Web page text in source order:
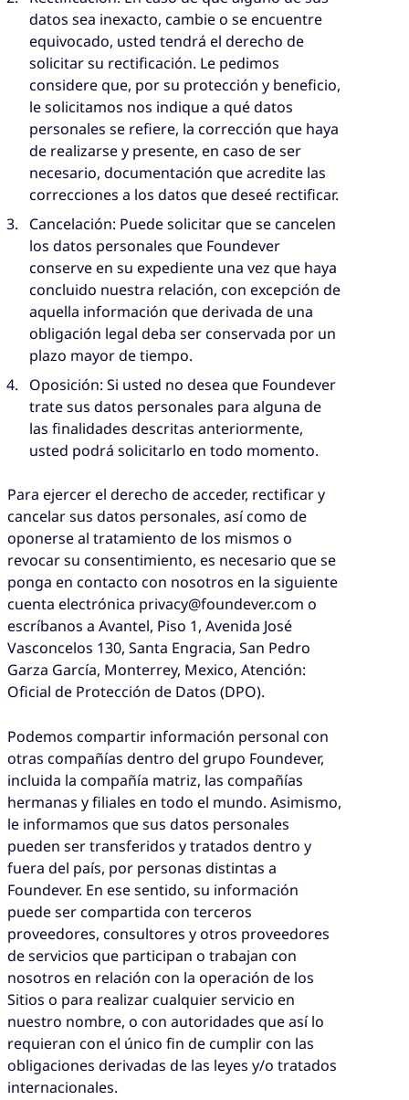
datos sea inexacto, cambie o se encuentre
equivocado, usted tendrá el derecho de
solicitar su rectificación. Le pedimos
considere que, por su protección y beneficio,
le solicitamos nos indique a qué datos
personales se refiere, la corrección que haya
de realizarse y presente, en caso de ser
necesario, documentación que acredite las
correcciones a los datos que deseé rectificar.
Cancelación: Puede solicitar que se cancelen
los datos personales que Foundever
conserve en su expediente una vez que haya
concluido nuestra relación, con excepción de
aquella información que derivada de una
obligación legal deba ser conservada por un
plazo mayor de tiempo.
Oposición: Si usted no desea que Foundever
trate sus datos personales para alguna de
las finalidades descritas anteriormente,
usted podrá solicitarlo en todo momento.
Para ejercer el derecho de acceder, rectificar y
cancelar sus datos personales, así como de
oponerse al tratamiento de los mismos o
revocar su consentimiento, es necesario que se
ponga en contacto con nosotros en la siguiente
cuenta electrónica privacy@foundever.com o
escríbanos a Avantel, Piso 1, Avenida José
Vasconcelos 130, Santa Engracia, San Pedro
Garza García, Monterrey, Mexico, Atención:
Oficial de Protección de Datos (DPO).
Podemos compartir información personal con
otras compañías dentro del grupo Foundever,
incluida la compañía matriz, las compañías
hermanas y filiales en todo el mundo. Asimismo,
le informamos que sus datos personales
pueden ser transferidos y tratados dentro y
fuera del país, por personas distintas a
Foundever. En ese sentido, su información
puede ser compartida con terceros
proveedores, consultores y otros proveedores
de servicios que participan o trabajan con
nosotros en relación con la operación de los
Sitios o para realizar cualquier servicio en
nuestro nombre, o con autoridades que así lo
requieran con el único fin de cumplir con las
obligaciones derivadas de las leyes y/o tratados
internacionales.